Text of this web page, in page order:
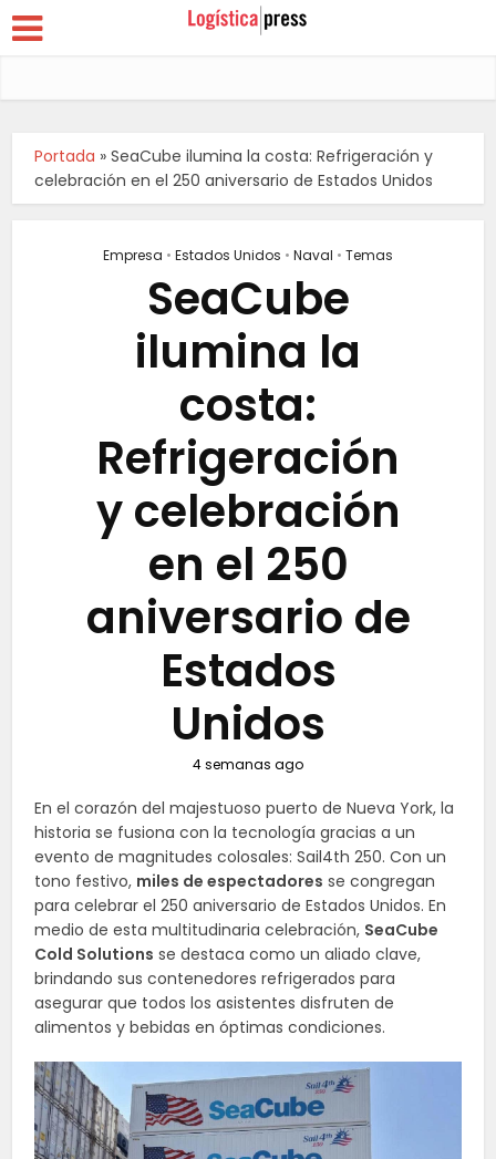
Portada »SeaCube ilumina la costa: Refrigeración y
celebración en el 250 aniversario de Estados Unidos
Empresa • Estados Unidos • Naval • Temas
SeaCube
ilumina la
costa:
Refrigeración
y celebración
en el 250
aniversario de
Estados
Unidos
4 semanas ago
En el corazón del majestuoso puerto de Nueva York, la
historia se fusiona con la tecnología gracias a un
evento de magnitudes colosales: Sail4th 250. Con un
tono festivo, miles de espectadores se congregan
para celebrar el 250 aniversario de Estados Unidos. En
medio de esta multitudinaria celebración, SeaCube
Cold Solutions se destaca como un aliado clave,
brindando sus contenedores refrigerados para
asegurar que todos los asistentes disfruten de
alimentos y bebidas en óptimas condiciones.